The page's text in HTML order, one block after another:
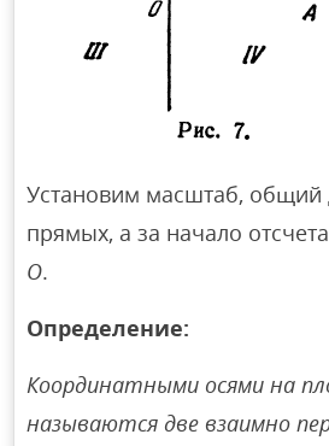
Установим масштаб, общий
прямых, а за начало
О.
Определение:
Координатными осями на
называются две взаимно